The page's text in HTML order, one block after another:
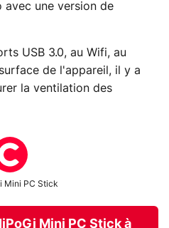
avec une version de
USB 3.0, au Wifi, au
de l'appareil, il y a
la ventilation des
Mini PC Stick
Mini PC Stick à